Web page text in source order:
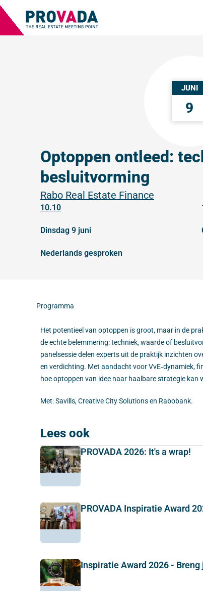
JUNI
9
Optoppen ontleed:
besluitvorming
Rabo Real Estate Finance
10.10
dinsdag 9 juni
Nederlands gesproken
Programma
Het potentieel van optoppen is groot, maar in de
de echte belemmering: techniek, waarde of
panelsessie delen experts uit de praktijk inzichten
en verdichting. Met aandacht voor VvE‑dynamiek,
hoe optoppen van idee naar haalbare strategie kan
Met: Savills, Creative City Solutions en Rabobank.
Lees ook
PROVADA 2026: It's a wrap!
PROVADA Inspiratie Award
Inspiratie Award 2026 -